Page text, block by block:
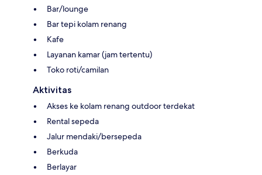
Bar/lounge
Bar tepi kolam renang
Kafe
Layanan kamar (jam tertentu)
Toko roti/camilan
Aktivitas
Akses ke kolam renang outdoor terdekat
Rental sepeda
Jalur mendaki/bersepeda
Berkuda
Berlayar